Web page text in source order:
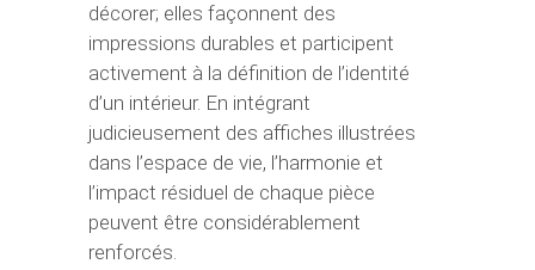
décorer; elles façonnent des
impressions durables et participent
activement à la définition de l’identité
d’un intérieur. En intégrant
judicieusement des affiches illustrées
dans l’espace de vie, l’harmonie et
l’impact résiduel de chaque pièce
peuvent être considérablement
renforcés.